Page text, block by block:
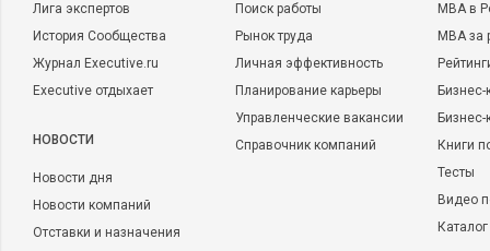
Лига экспертов
История Сообщества
Журнал Executive.ru
Executive отдыхает
НОВОСТИ
Новости дня
Новости компаний
Отставки и назначения
Поиск работы
Рынок труда
Личная эффективность
Планирование карьеры
Управленческие вакансии
Справочник компаний
MBA в
MBA
Бизнес-
Книги
Тесты
Видео